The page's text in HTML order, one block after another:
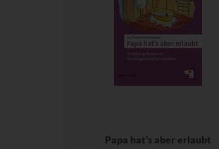
Papa hat’s aber erlaubt